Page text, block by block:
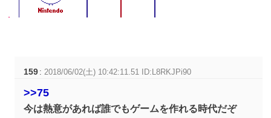
159 : 2018/06/02(土) 10:42:11.51 ID:L8RKJPi90
>>75
今は熱意があれば誰でもゲームを作れる時代だぞ